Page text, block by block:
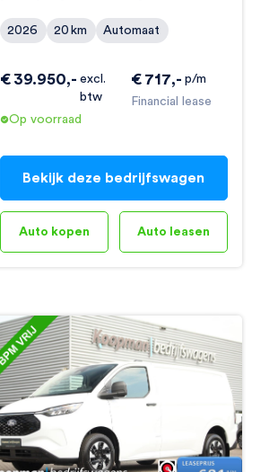
2026 20 km Automaat
€ 717,- p/m
Financial lease
€ 39.950,- excl.
btw
Op voorraad
Bekijk deze bedrijfswagen
Auto kopen Auto leasen